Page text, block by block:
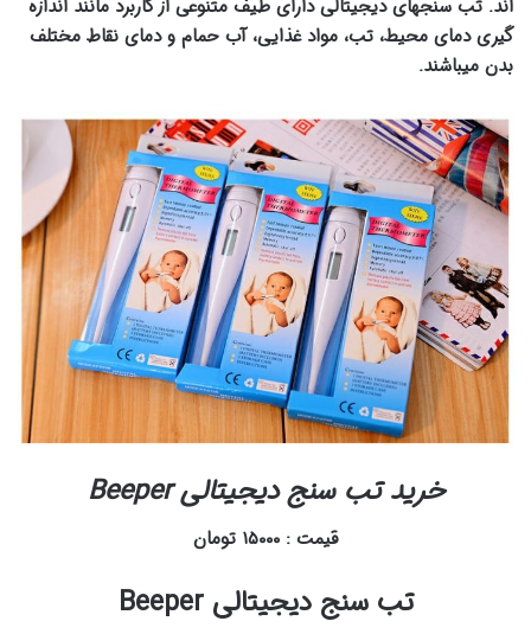
اند. تب سنجهای دیجیتالی دارای طیف متنوعی از کاربرد مانند اندازه
گیری دمای محیط، تب، مواد غذایی، آب حمام و دمای نقاط مختلف
بدن میباشند.
خرید تب سنج دیجیتالی Beeper
قیمت : ۱۵۰۰۰ تومان
تب سنج دیجیتالی Beeper